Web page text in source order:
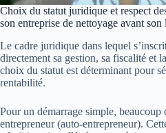
Choix du statut juridique et respect
son entreprise de nettoyage avant son
Le cadre juridique dans lequel
directement sa gestion, sa fiscalité et
choix du statut est déterminant pour
rentabilité.
Pour un démarrage simple,
entrepreneur (auto-entrepreneur).